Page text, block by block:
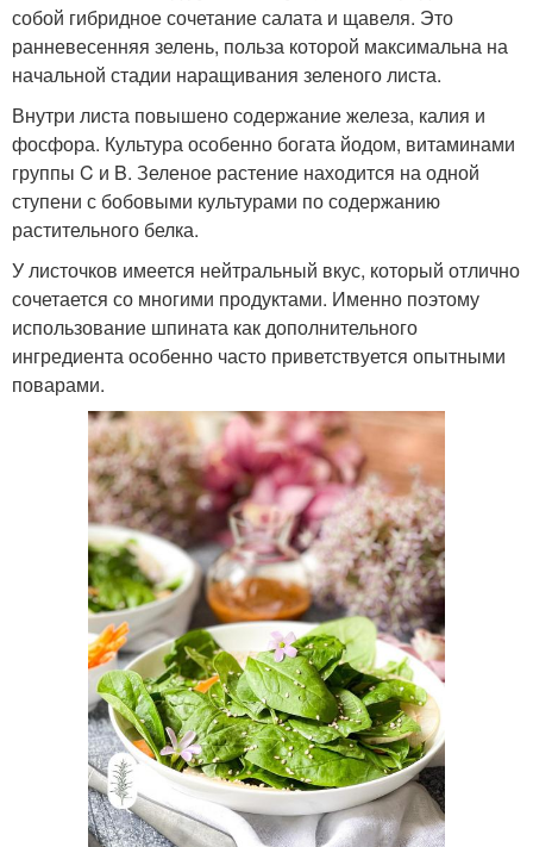
собой гибридное сочетание салата и щавеля. Это
ранневесенняя зелень, польза которой максимальна на
начальной стадии наращивания зеленого листа.
Внутри листа повышено содержание железа, калия и
фосфора. Культура особенно богата йодом, витаминами
группы C и B. Зеленое растение находится на одной
ступени с бобовыми культурами по содержанию
растительного белка.
У листочков имеется нейтральный вкус, который отлично
сочетается со многими продуктами. Именно поэтому
использование шпината как дополнительного
ингредиента особенно часто приветствуется опытными
поварами.